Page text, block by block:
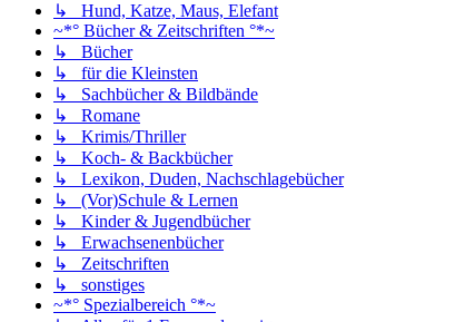
↳ Hund, Katze, Maus, Elefant
~*° Bücher & Zeitschriften °*~
↳ Bücher
↳ für die Kleinsten
↳ Sachbücher & Bildbände
↳ Romane
↳ Krimis/Thriller
↳ Koch- & Backbücher
↳ Lexikon, Duden, Nachschlagebücher
↳ (Vor)Schule & Lernen
↳ Kinder & Jugendbücher
↳ Erwachsenenbücher
↳ Zeitschriften
↳ sonstiges
~*° Spezialbereich °*~